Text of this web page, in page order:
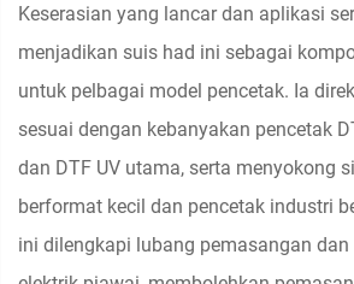
Keserasian yang lancar dan aplikasi
menjadikan suis had ini sebagai
untuk pelbagai model pencetak. Ia
sesuai dengan kebanyakan pencetak
dan DTF UV utama, serta menyokong
berformat kecil dan pencetak industri
ini dilengkapi lubang pemasangan